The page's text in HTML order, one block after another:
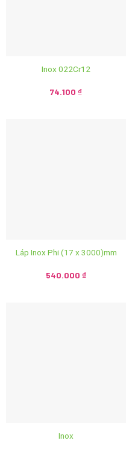
Inox 022Cr12
74.100 ₫
Láp Inox Phi (17 x 3000)mm
540.000 ₫
Inox